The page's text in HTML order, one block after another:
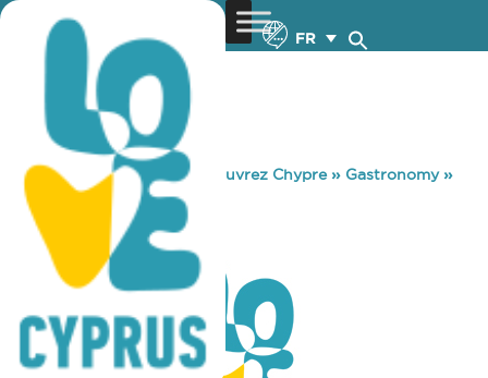
FR
You are here: Home »Découvrez Chypre» Gastronomy»
BEDROCK PUB
BEDROCK PUB